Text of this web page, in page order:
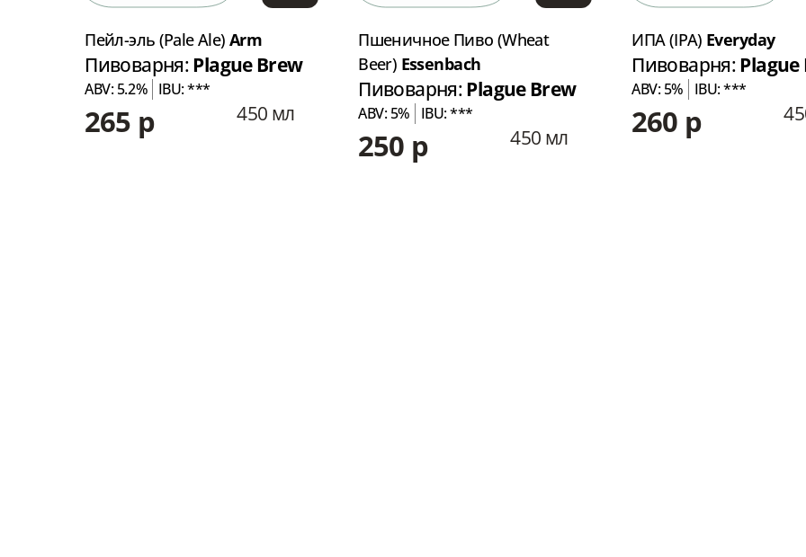
Пейл-эль (Pale Ale) Arm
Пивоварня:Plague Brew
ABV: 5.2% IBU: ***
265 р 450 мл
Пшеничное Пиво (Wheat
Beer) Essenbach
Пивоварня:Plague Brew
ABV: 5% IBU: ***
250 р 450 мл
ИПА (IPA) Everyday
Пивоварня:Plague
ABV: 5% IBU: ***
260 р